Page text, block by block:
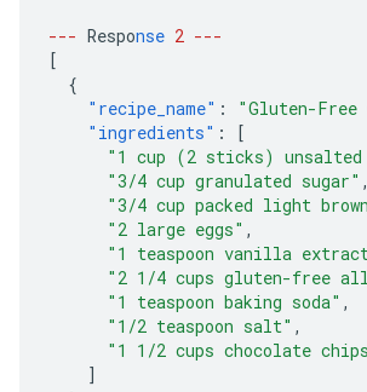
--- Response 2 ---
[
{
"recipe_name" :
"Gluten-Free
"ingredients" :
[
"1 cup (2 sticks) unsalted
"3/4 cup granulated sugar" ,
"3/4 cup packed light
"2 large eggs" ,
"1 teaspoon vanilla
"2 1/4 cups gluten-free
"1 teaspoon baking soda" ,
"1/2 teaspoon salt" ,
"1 1/2 cups chocolate
]